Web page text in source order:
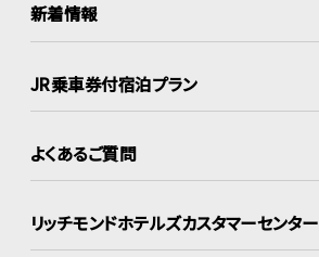
新着情報
JR乗車券付宿泊プラン
よくあるご質問
リッチモンドホテルズカスタマーセンター